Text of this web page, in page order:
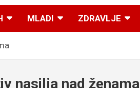
MLADI ZDRAVLJE
nasilja nad ženama